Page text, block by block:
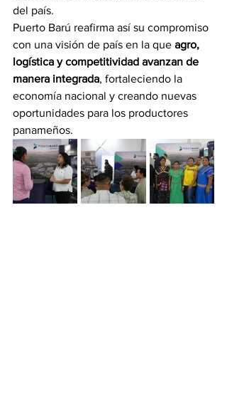
del país.
Puerto Barú reafirma así su compromiso
con una visión de país en la que agro,
logística y competitividad avanzan de
manera integrada, fortaleciendo la
economía nacional y creando nuevas
oportunidades para los productores
panameños.